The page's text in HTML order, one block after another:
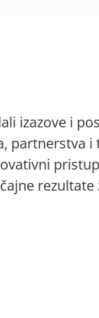
izazove i
partnerstva i
rezultate